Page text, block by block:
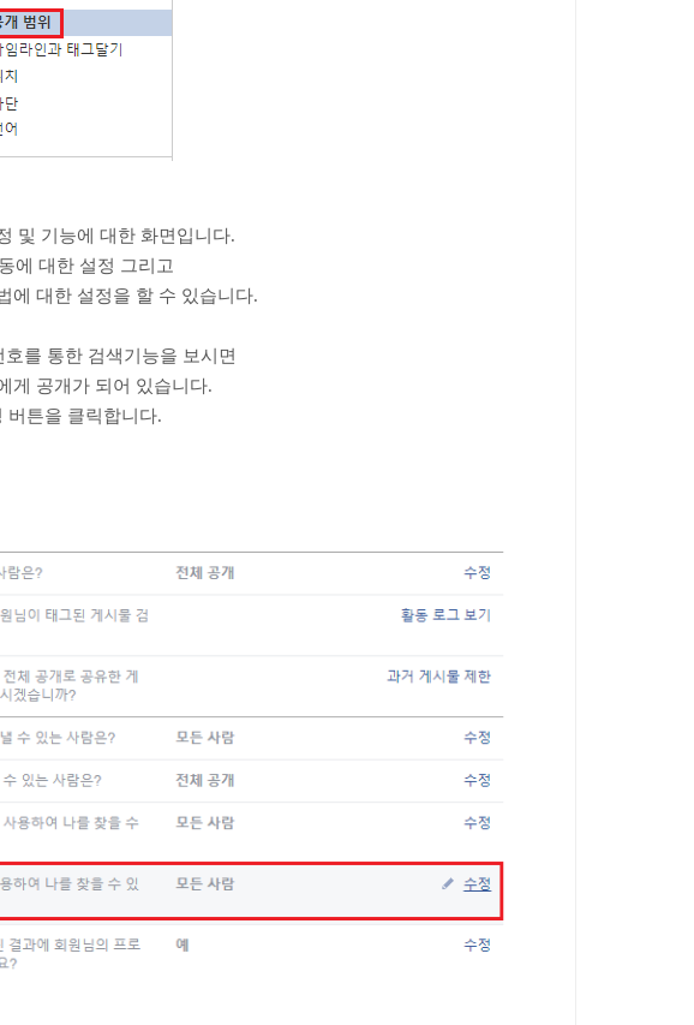
및 기능에 대한 화면입니다.
에 대한 설정 그리고
에 대한 설정을 할 수 있습니다.
호를 통한 검색기능을 보시면
게 공개가 되어 있습니다.
버튼을 클릭합니다.